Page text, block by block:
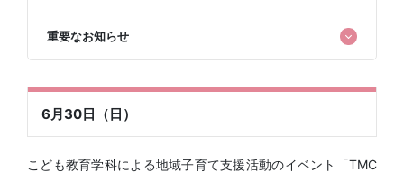
重要なお知らせ
6月30日（日）
こども教育学科による地域子育て支援活動のイベント「TMC